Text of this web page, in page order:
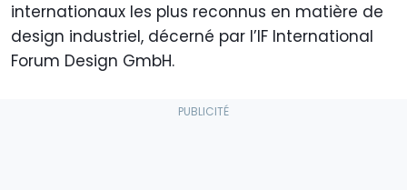
internationaux les plus reconnus en matière de
design industriel, décerné par l’IF International
Forum Design GmbH.